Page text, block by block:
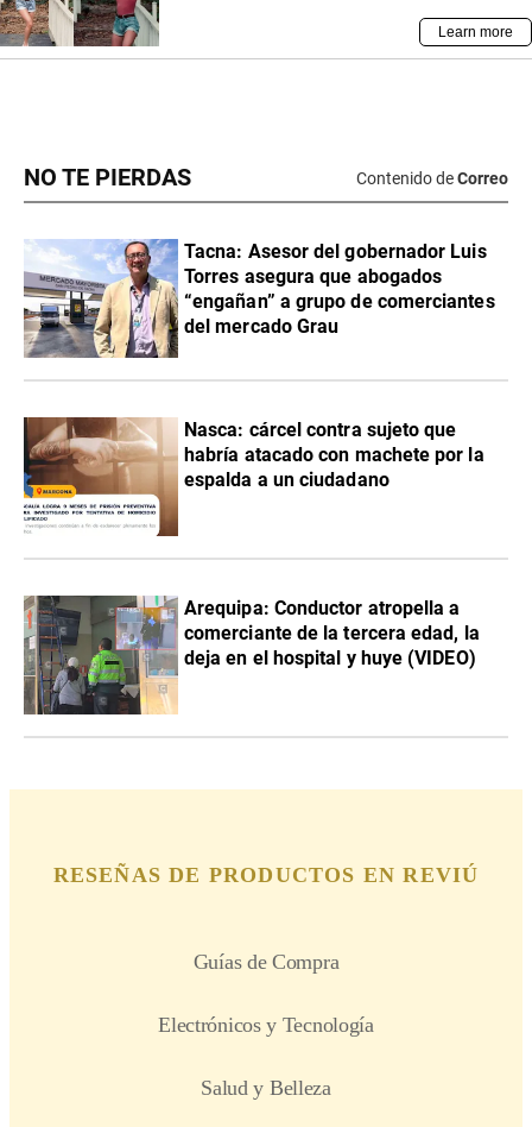
NO TE PIERDAS Contenido deCorreo
Tacna: Asesor del gobernador Luis
Torres asegura que abogados
“engañan” a grupo de comerciantes
del mercado Grau
Nasca: cárcel contra sujeto que
habría atacado con machete por la
espalda a un ciudadano
Arequipa: Conductor atropella a
comerciante de la tercera edad, la
deja en el hospital y huye (VIDEO)